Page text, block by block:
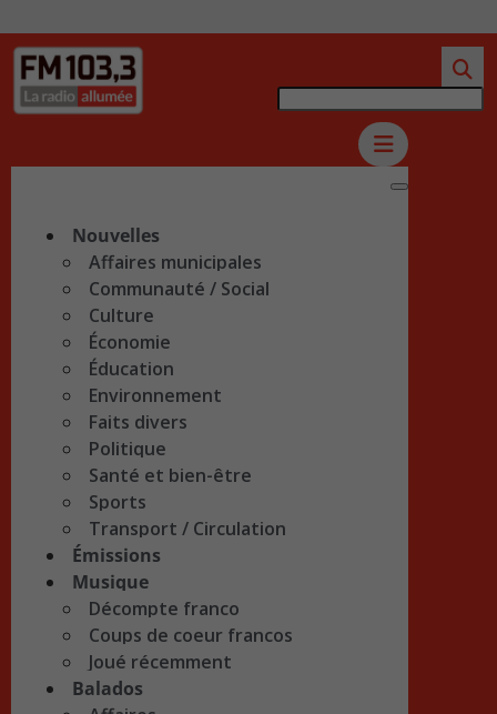
Nouvelles
Affaires municipales
Communauté / Social
Culture
Économie
Éducation
Environnement
Faits divers
Politique
Santé et bien-être
Sports
Transport / Circulation
Émissions
Musique
Décompte franco
Coups de coeur francos
Joué récemment
Balados